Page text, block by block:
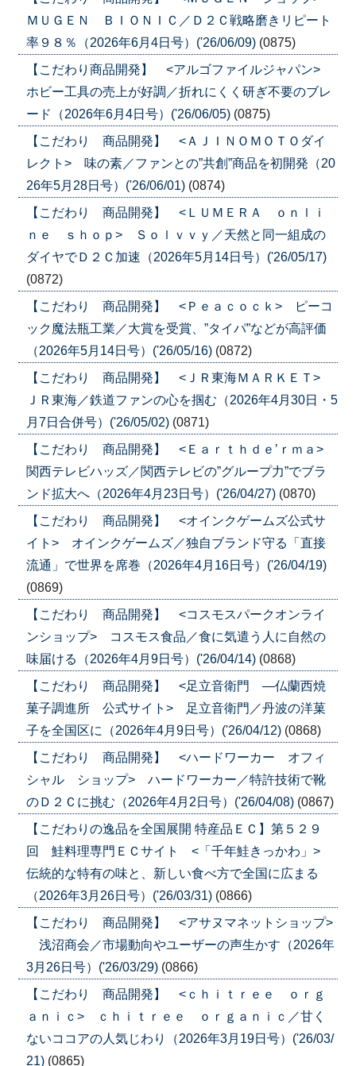
ＭＵＧＥＮ ＢＩＯＮＩＣ／Ｄ２Ｃ戦略磨きリピート
率９８％（2026年6月4日号）('26/06/09) (0875)
【こだわり商品開発】 <アルゴファイルジャパン>
ホビー工具の売上が好調／折れにくく研ぎ不要のブレ
ード（2026年6月4日号）('26/06/05) (0875)
【こだわり 商品開発】 <ＡＪＩＮＯＭＯＴＯダイ
レクト> 味の素／ファンとの”共創”商品を初開発（20
26年5月28日号）('26/06/01) (0874)
【こだわり 商品開発】 <ＬＵＭＥＲＡ ｏｎｌｉ
ｎｅ ｓｈｏｐ> Ｓｏｌｖｖｙ／天然と同一組成の
ダイヤでＤ２Ｃ加速（2026年5月14日号）('26/05/17)
(0872)
【こだわり 商品開発】 <Ｐｅａｃｏｃｋ> ピーコ
ック魔法瓶工業／大賞を受賞、”タイパ”などが高評価
（2026年5月14日号）('26/05/16) (0872)
【こだわり 商品開発】 <ＪＲ東海ＭＡＲＫＥＴ>
ＪＲ東海／鉄道ファンの心を掴む（2026年4月30日・5
月7日合併号）('26/05/02) (0871)
【こだわり 商品開発】 <Ｅａｒｔｈｄｅ’ｒｍａ>
関西テレビハッズ／関西テレビの”グループ力”でブラ
ンド拡大へ（2026年4月23日号）('26/04/27) (0870)
【こだわり 商品開発】 <オインクゲームズ公式サ
イト> オインクゲームズ／独自ブランド守る「直接
流通」で世界を席巻（2026年4月16日号）('26/04/19)
(0869)
【こだわり 商品開発】 <コスモスパークオンライ
ンショップ> コスモス食品／食に気遣う人に自然の
味届ける（2026年4月9日号）('26/04/14) (0868)
【こだわり 商品開発】 <足立音衛門 ―仏蘭西焼
菓子調進所 公式サイト> 足立音衛門／丹波の洋菓
子を全国区に（2026年4月9日号）('26/04/12) (0868)
【こだわり 商品開発】 <ハードワーカー オフィ
シャル ショップ> ハードワーカー／特許技術で靴
のＤ２Ｃに挑む（2026年4月2日号）('26/04/08) (0867)
【こだわりの逸品を全国展開 特産品ＥＣ】第５２９
回 鮭料理専門ＥＣサイト <「千年鮭きっかわ」>
伝統的な特有の味と、新しい食べ方で全国に広まる
（2026年3月26日号）('26/03/31) (0866)
【こだわり 商品開発】 <アサヌマネットショップ>
浅沼商会／市場動向やユーザーの声生かす（2026年
3月26日号）('26/03/29) (0866)
【こだわり 商品開発】 <ｃｈｉｔｒｅｅ ｏｒｇ
ａｎｉｃ> ｃｈｉｔｒｅｅ ｏｒｇａｎｉｃ／甘く
ないココアの人気じわり（2026年3月19日号）('26/03/
21) (0865)